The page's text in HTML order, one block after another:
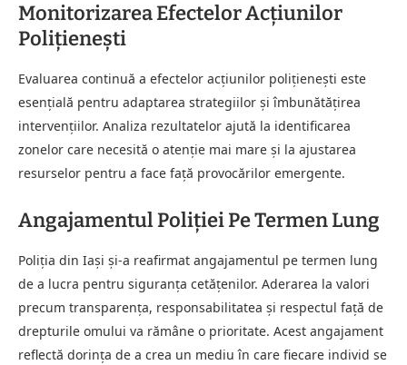
Monitorizarea Efectelor Acțiunilor
Polițienești
Evaluarea continuă a efectelor acțiunilor polițienești este
esențială pentru adaptarea strategiilor și îmbunătățirea
intervențiilor. Analiza rezultatelor ajută la identificarea
zonelor care necesită o atenție mai mare și la ajustarea
resurselor pentru a face față provocărilor emergente.
Angajamentul Poliției Pe Termen Lung
Poliția din Iași și-a reafirmat angajamentul pe termen lung
de a lucra pentru siguranța cetățenilor. Aderarea la valori
precum transparența, responsabilitatea și respectul față de
drepturile omului va rămâne o prioritate. Acest angajament
reflectă dorința de a crea un mediu în care fiecare individ se